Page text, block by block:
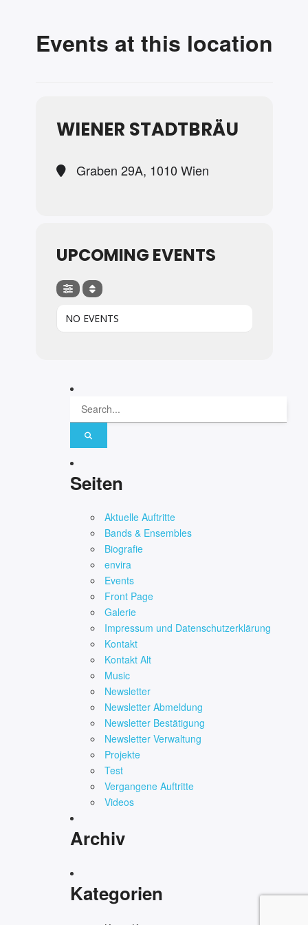
Events at this location
WIENER STADTBRÄU
Graben 29A, 1010 Wien
UPCOMING EVENTS
NO EVENTS
Seiten
Aktuelle Auftritte
Bands & Ensembles
Biografie
envira
Events
Front Page
Galerie
Impressum und Datenschutzerklärung
Kontakt
Kontakt Alt
Music
Newsletter
Newsletter Abmeldung
Newsletter Bestätigung
Newsletter Verwaltung
Projekte
Test
Vergangene Auftritte
Videos
Archiv
Kategorien